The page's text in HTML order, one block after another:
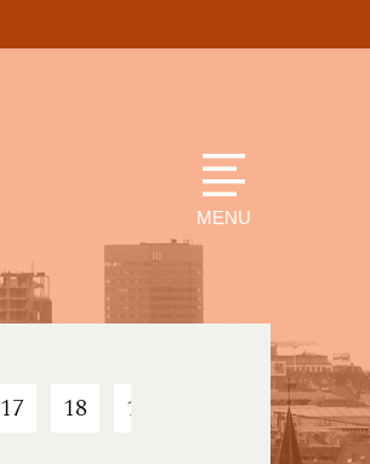
MENU
17 18 19 21 22